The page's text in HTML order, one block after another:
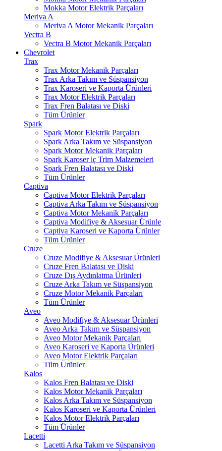
Mokka Motor Elektrik Parçaları
Meriva A
Meriva A Motor Mekanik Parçaları
Vectra B
Vectra B Motor Mekanik Parçaları
Chevrolet
Trax
Trax Motor Mekanik Parçaları
Trax Arka Takım ve Süspansiyon
Trax Karoseri ve Kaporta Ürünleri
Trax Motor Elektrik Parçaları
Trax Fren Balatası ve Diski
Tüm Ürünler
Spark
Spark Motor Elektrik Parçaları
Spark Arka Takım ve Süspansiyon
Spark Motor Mekanik Parçaları
Spark Karoser iç Trim Malzemeleri
Spark Fren Balatası ve Diski
Tüm Ürünler
Captiva
Captiva Motor Elektrik Parçaları
Captiva Arka Takım ve Süspansiyon
Captiva Motor Mekanik Parçaları
Captiva Modifiye & Aksesuar Ürünle
Captiva Karoseri ve Kaporta Ürünler
Tüm Ürünler
Cruze
Cruze Modifiye & Aksesuar Ürünleri
Cruze Fren Balatası ve Diski
Cruze Dış Aydınlatma Ürünleri
Cruze Arka Takım ve Süspansiyon
Cruze Motor Mekanik Parçaları
Tüm Ürünler
Aveo
Aveo Modifiye & Aksesuar Ürünleri
Aveo Arka Takım ve Süspansiyon
Aveo Motor Mekanik Parçaları
Aveo Karoseri ve Kaporta Ürünleri
Aveo Motor Elektrik Parçaları
Tüm Ürünler
Kalos
Kalos Fren Balatası ve Diski
Kalos Motor Mekanik Parçaları
Kalos Arka Takım ve Süspansiyon
Kalos Karoseri ve Kaporta Ürünleri
Kalos Motor Elektrik Parçaları
Tüm Ürünler
Lacetti
Lacetti Arka Takım ve Süspansiyon